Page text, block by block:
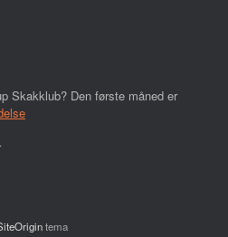
Skakklub? Den første måned er
tema